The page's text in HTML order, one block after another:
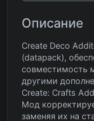
Описание
Create Deco
(datapack),
совместимость
другими
Create: Crafts
Мод
заменяя их на